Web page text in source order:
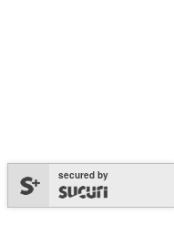
secured by